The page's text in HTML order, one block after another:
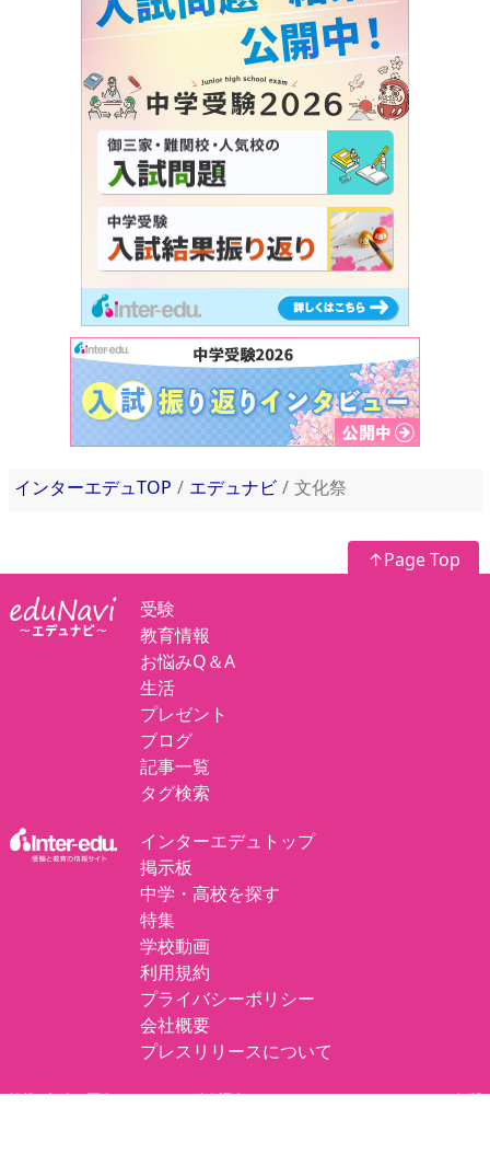
インターエデュTOP エデュナビ 文化祭
↑Page Top
受験
教育情報
お悩みQ＆A
生活
プレゼント
ブログ
記事一覧
タグ検索
インターエデュトップ
掲示板
中学・高校を探す
特集
学校動画
利用規約
プライバシーポリシー
会社概要
プレスリリースについて
掲載の記事・写真・イラスト・独自調査データなど、すべてのコンテンツの無断